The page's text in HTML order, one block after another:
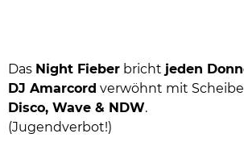
Das Night Fieberbricht jeden
DJ Amarcord verwöhnt mit
Disco, Wave & NDW.
(Jugendverbot!)